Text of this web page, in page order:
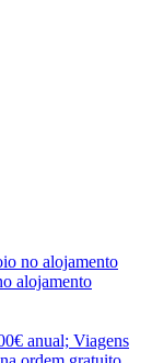
no alojamento
alojamento
anual; Viagens